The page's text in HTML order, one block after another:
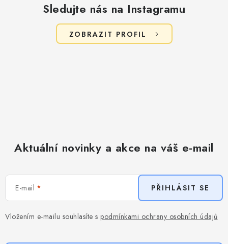
Sledujte nás na Instagramu
ZOBRAZIT PROFIL
Aktuální novinky a akce na váš e-mail
E-mail
Vložením e-mailu souhlasíte s podmínkami ochrany osobních údajů
PŘIHLÁSIT SE